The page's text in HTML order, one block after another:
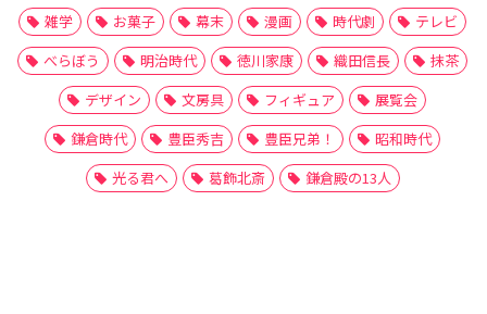
雑学
お菓子 幕末 漫画 時代劇
テレビ
べらぼう
明治時代 徳川家康 織田信長
抹茶
デザイン
文房具 フィギュア
展覧会
鎌倉時代
豊臣秀吉 豊臣兄弟！
昭和時代
光る君へ
葛飾北斎 鎌倉殿の13人